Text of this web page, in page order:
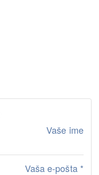
Vaše ime
Vaša e-pošta *